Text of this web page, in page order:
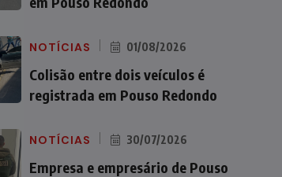
NOTÍCIAS 01/08/2026
Colisão entre dois veículos é
registrada em Pouso Redondo
NOTÍCIAS 30/07/2026
Empresa e empresário de Pouso